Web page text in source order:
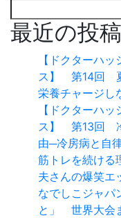
最近の投稿
【ドクターハ
ス】 第14回
栄養チャージし
【ドクターハ
ス】 第13回
由─冷房病と自
筋トレを続ける
夫さんの爆笑エ
なでしこジャパ
と」 世界大会